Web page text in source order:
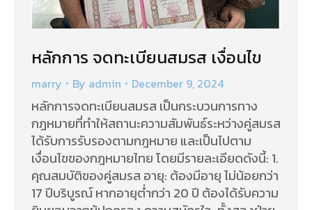
หลักการ จดทะเบียนสมรส เงื่อนไข
marry By admin December 9, 2024
หลักการจดทะเบียนสมรส เป็นกระบวนการทาง
กฎหมายที่ทำให้สถานะความสัมพันธ์ระหว่างคู่สมรส
ได้รับการรับรองตามกฎหมาย และเป็นไปตาม
เงื่อนไขของกฎหมายไทย โดยมีรายละเอียดดังนี้: 1.
คุณสมบัติของคู่สมรส อายุ: ต้องมีอายุ ไม่น้อยกว่า
17 ปีบริบูรณ์ หากอายุต่ำกว่า 20 ปี ต้องได้รับความ